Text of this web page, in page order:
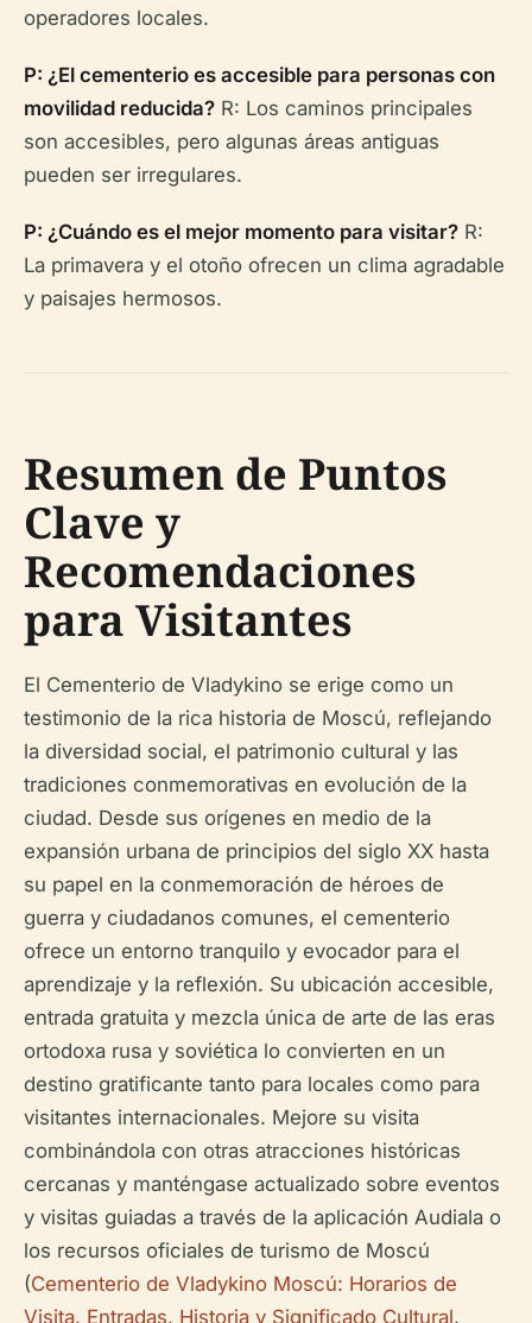
operadores locales.
P: ¿El cementerio es accesible para personas con
movilidad reducida? R: Los caminos principales
son accesibles, pero algunas áreas antiguas
pueden ser irregulares.
P: ¿Cuándo es el mejor momento para visitar? R:
La primavera y el otoño ofrecen un clima agradable
y paisajes hermosos.
Resumen de Puntos
Clave y
Recomendaciones
para Visitantes
El Cementerio de Vladykino se erige como un
testimonio de la rica historia de Moscú, reflejando
la diversidad social, el patrimonio cultural y las
tradiciones conmemorativas en evolución de la
ciudad. Desde sus orígenes en medio de la
expansión urbana de principios del siglo XX hasta
su papel en la conmemoración de héroes de
guerra y ciudadanos comunes, el cementerio
ofrece un entorno tranquilo y evocador para el
aprendizaje y la reflexión. Su ubicación accesible,
entrada gratuita y mezcla única de arte de las eras
ortodoxa rusa y soviética lo convierten en un
destino gratificante tanto para locales como para
visitantes internacionales. Mejore su visita
combinándola con otras atracciones históricas
cercanas y manténgase actualizado sobre eventos
y visitas guiadas a través de la aplicación Audiala o
los recursos oficiales de turismo de Moscú
(Cementerio de Vladykino Moscú: Horarios de
Visita, Entradas, Historia y Significado Cultural,